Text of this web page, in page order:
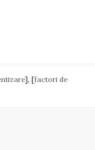
], [factori de